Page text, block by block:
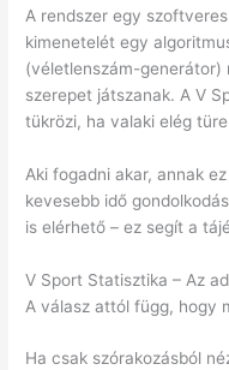
A rendszer egy
kimenetelét egy
(véletlenszám-generátor)
szerepet játszanak. A V
tükrözi, ha valaki elég
Aki fogadni akar, annak
kevesebb idő
is elérhető – ez segít a
V Sport Statisztika – Az
A válasz attól függ, hogy
Ha csak szórakozásból